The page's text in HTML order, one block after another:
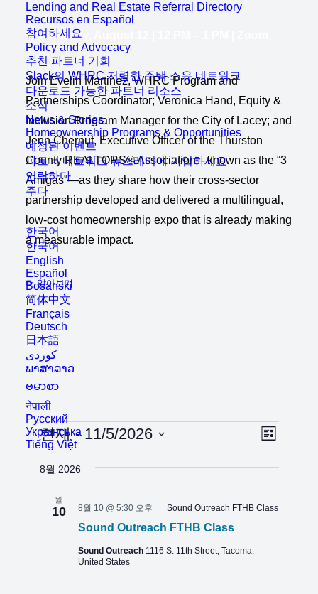
Lending and Real Estate Referral Directory
Recursos en Español
참여하세요
Policy and Advocacy
추천 파트너 기회
Slack의 WHRC 저렴한 주택 소유 네트워크
다운로드 가능한 파트너 리소스
소식
News & Stories
Homeownership Programs & Opportunities
예정된 이벤트
파트너 네트워크 뉴스레터에 가입하세요
연락하다
주다
한국어
한국어
English
Español
Bosanski
简体中文
Français
Deutsch
日本語
ພາສາລາວ
ဗမာစာ
नेपाली
Русский
Українська
Tiếng Việt
Wednesday, August 12 | 12 PM – 1 PM | Zoom
Join Evelin Martinez, WHRC Program and
Partnerships Coordinator; Veronica Hand, Equity &
Inclusion Program Manager for the City of Lacey; and
Jenn Chernut, Executive Officer of the Thurston
County REALTORS® Association—known as the “3
Amigas”—as they share how their cross-sector
partnership developed and delivered a multilingual,
low-cost homeownership expo that is already making
a measurable impact.
더 알아보기
일
정
표
보
색
이
트
탐
목
현재 - 11/5/2026
날
짜
8월 2026
월
10
Sound Outreach FTHB Class
8월 10 @ 5:30 오후 Sound Outreach FTHB Class
Sound Outreach 1116 S. 11th Street, Tacoma,
United States